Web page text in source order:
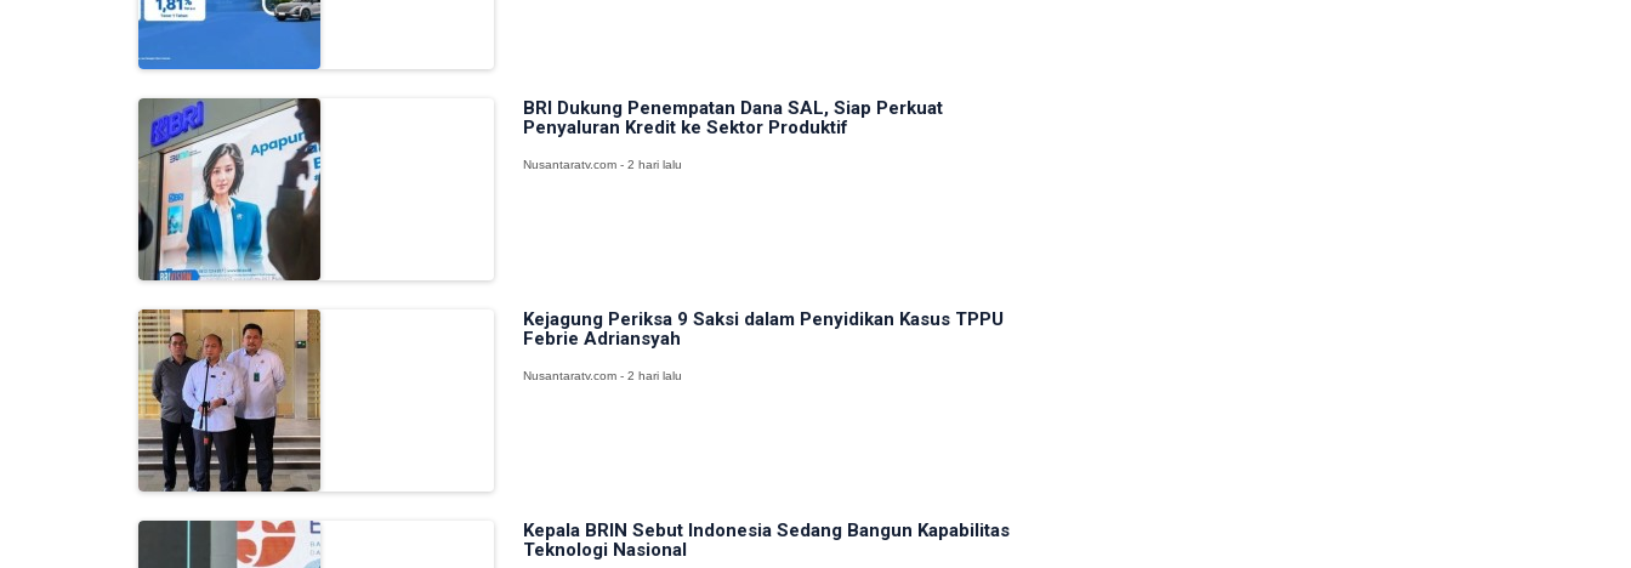
BRI Dukung Penempatan Dana SAL, Siap Perkuat
Penyaluran Kredit ke Sektor Produktif
Nusantaratv.com - 2 hari lalu
Kejagung Periksa 9 Saksi dalam Penyidikan Kasus TPPU
Febrie Adriansyah
Nusantaratv.com - 2 hari lalu
Kepala BRIN Sebut Indonesia Sedang Bangun Kapabilitas
Teknologi Nasional